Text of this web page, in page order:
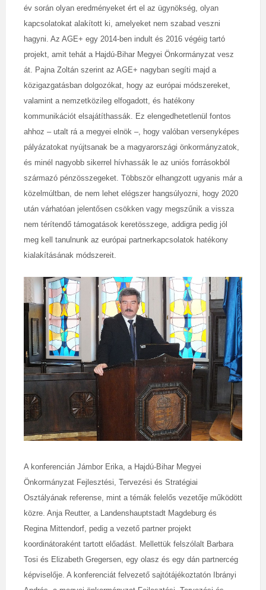
év során olyan eredményeket ért el az ügynökség, olyan
kapcsolatokat alakított ki, amelyeket nem szabad veszni
hagyni. Az AGE+ egy 2014-ben indult és 2016 végéig tartó
projekt, amit tehát a Hajdú-Bihar Megyei Önkormányzat vesz
át. Pajna Zoltán szerint az AGE+ nagyban segíti majd a
közigazgatásban dolgozókat, hogy az európai módszereket,
valamint a nemzetközileg elfogadott, és hatékony
kommunikációt elsajátíthassák. Ez elengedhetetlenül fontos
ahhoz – utalt rá a megyei elnök –, hogy valóban versenyképes
pályázatokat nyújtsanak be a magyarországi önkormányzatok,
és minél nagyobb sikerrel hívhassák le az uniós forrásokból
származó pénzösszegeket. Többször elhangzott ugyanis már a
közelmúltban, de nem lehet elégszer hangsúlyozni, hogy 2020
után várhatóan jelentősen csökken vagy megszűnik a vissza
nem térítendő támogatások keretösszege, addigra pedig jól
meg kell tanulnunk az európai partnerkapcsolatok hatékony
kialakításának módszereit.
A konferencián Jámbor Erika, a Hajdú-Bihar Megyei
Önkormányzat Fejlesztési, Tervezési és Stratégiai
Osztályának referense, mint a témák felelős vezetője működött
közre. Anja Reutter, a Landenshauptstadt Magdeburg és
Regina Mittendorf, pedig a vezető partner projekt
koordinátoraként tartott előadást. Mellettük felszólalt Barbara
Tosi és Elizabeth Gregersen, egy olasz és egy dán partnercég
képviselője. A konferenciát felvezető sajtótájékoztatón Ibrányi